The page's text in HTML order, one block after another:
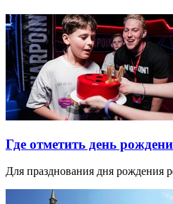
Где отметить день
Для празднования дня